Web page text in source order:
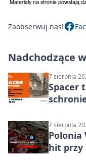
Zaobserwuj nas!
Nadchodzące
7 sierpnia
Spacer
7 sierpnia
Polonia
hit przy